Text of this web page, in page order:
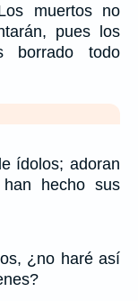
muertos no
pues los
borrado todo
ídolos; adoran
hecho sus
¿no haré así